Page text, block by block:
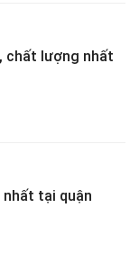
chất lượng nhất
tại quận